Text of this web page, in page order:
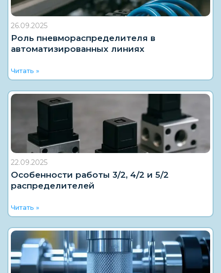
26.09.2025
Роль пневмораспределителя в
автоматизированных линиях
Читать »
22.09.2025
Особенности работы 3/2, 4/2 и 5/2
распределителей
Читать »